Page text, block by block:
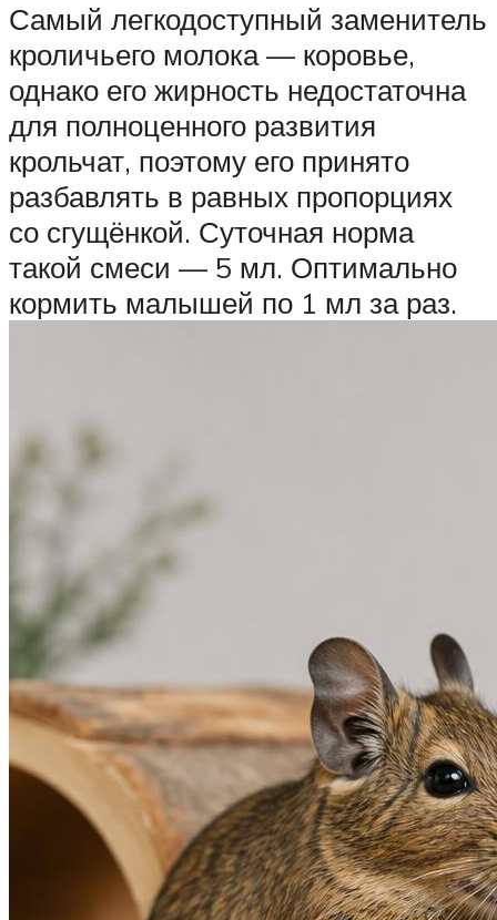
Самый легкодоступный заменитель
кроличьего молока — коровье,
однако его жирность недостаточна
для полноценного развития
крольчат, поэтому его принято
разбавлять в равных пропорциях
со сгущёнкой. Суточная норма
такой смеси — 5 мл. Оптимально
кормить малышей по 1 мл за раз.